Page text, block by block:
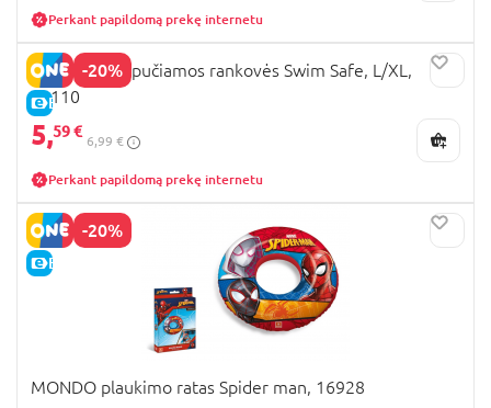
Perkant papildomą prekę internetu
-20%
E-KAINA
BESTWAY pripučiamos rankovės Swim Safe, L/XL,
32110
5,59 €
6,99 €
Perkant papildomą prekę internetu
-20%
E-KAINA
MONDO plaukimo ratas Spider man, 16928